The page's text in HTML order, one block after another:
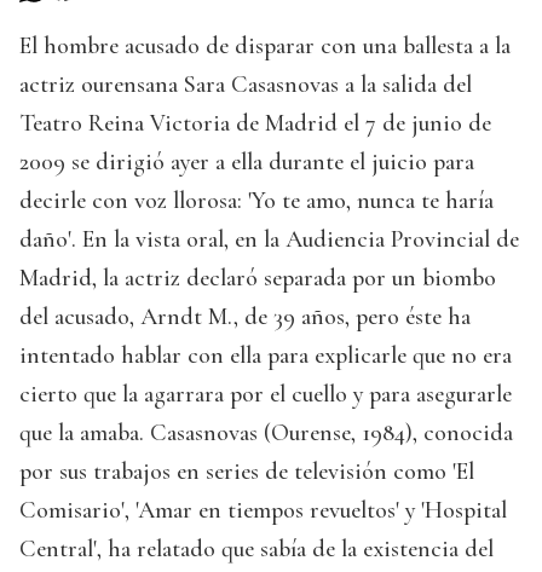
El hombre acusado de disparar con una ballesta a la
actriz ourensana Sara Casasnovas a la salida del
Teatro Reina Victoria de Madrid el 7 de junio de
2009 se dirigió ayer a ella durante el juicio para
decirle con voz llorosa: 'Yo te amo, nunca te haría
daño'. En la vista oral, en la Audiencia Provincial de
Madrid, la actriz declaró separada por un biombo
del acusado, Arndt M., de 39 años, pero éste ha
intentado hablar con ella para explicarle que no era
cierto que la agarrara por el cuello y para asegurarle
que la amaba. Casasnovas (Ourense, 1984), conocida
por sus trabajos en series de televisión como 'El
Comisario', 'Amar en tiempos revueltos' y 'Hospital
Central', ha relatado que sabía de la existencia del